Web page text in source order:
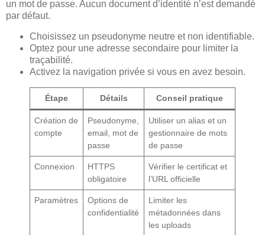
un mot de passe. Aucun document d’identité n’est demandé
par défaut.
Choisissez un pseudonyme neutre et non identifiable.
Optez pour une adresse secondaire pour limiter la
traçabilité.
Activez la navigation privée si vous en avez besoin.
Étape Détails Conseil pratique
Création de
compte
Pseudonyme,
email, mot de
passe
Utiliser un alias et un
gestionnaire de mots
de passe
Connexion
HTTPS
obligatoire
Vérifier le certificat et
l’URL officielle
Paramètres
Options de
confidentialité
Limiter les
métadonnées dans
les uploads